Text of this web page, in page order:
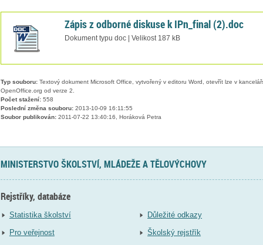
Zápis z odborné diskuse k IPn_final (2).doc
Dokument typu doc | Velikost 187 kB
Typ souboru:Textový dokument Microsoft Office, vytvořený v editoru Word, otevřít lze v
OpenOffice.org od verze 2.
Počet stažení:558
Poslední změna souboru:2013-10-09 16:11:55
Soubor publikován:2011-07-22 13:40:16, Horáková Petra
MINISTERSTVO ŠKOLSTVÍ, MLÁDEŽE A TĚLOVÝCHOVY
Rejstříky, databáze
Statistika školství
Pro veřejnost
Důležité odkazy
Školský rejstřík